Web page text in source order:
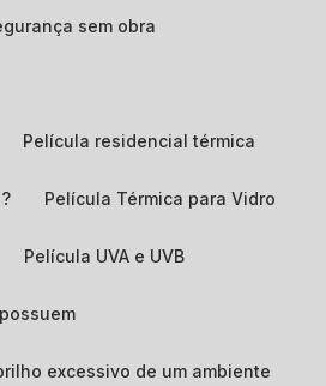
sem obra
Película residencial térmica
Película Térmica para Vidro
Película UVA e UVB
excessivo de um ambiente